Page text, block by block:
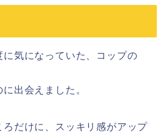
に気になっていた、コップの
出会えました。
ろだけに、スッキリ感がアップ